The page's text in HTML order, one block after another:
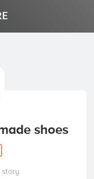
shoes